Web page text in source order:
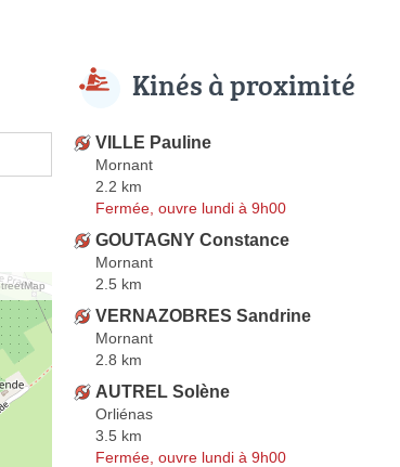
Kinés à proximité
VILLE Pauline
Mornant
2.2 km
Fermée, ouvre lundi à 9h00
GOUTAGNY Constance
Mornant
2.5 km
VERNAZOBRES Sandrine
Mornant
2.8 km
AUTREL Solène
Orliénas
3.5 km
Fermée, ouvre lundi à 9h00